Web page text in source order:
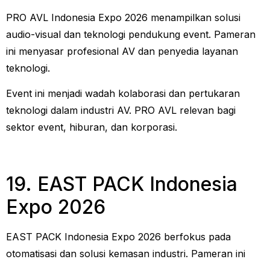
PRO AVL Indonesia Expo 2026 menampilkan solusi
audio-visual dan teknologi pendukung event. Pameran
ini menyasar profesional AV dan penyedia layanan
teknologi.
Event ini menjadi wadah kolaborasi dan pertukaran
teknologi dalam industri AV. PRO AVL relevan bagi
sektor event, hiburan, dan korporasi.
19. EAST PACK Indonesia
Expo 2026
EAST PACK Indonesia Expo 2026 berfokus pada
otomatisasi dan solusi kemasan industri. Pameran ini